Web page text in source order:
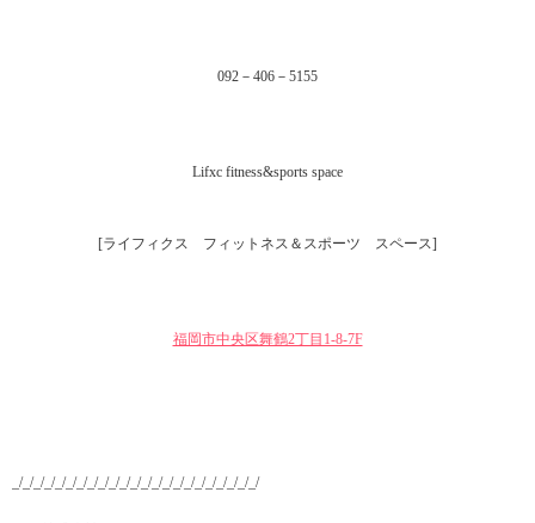
092－406－5155
Lifxc fitness&sports space
[ライフィクス フィットネス＆スポーツ スペース]
福岡市中央区舞鶴2丁目1‐8-7F
_/_/_/_/_/_/_/_/_/_/_/_/_/_/_/_/_/_/_/_/_/_/_/